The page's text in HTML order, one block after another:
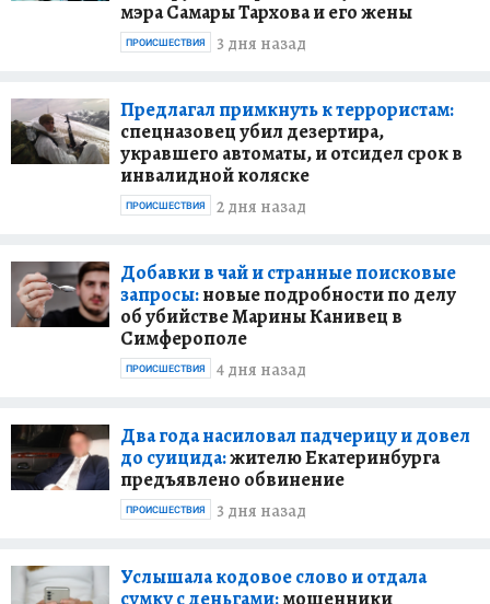
мэра Самары Тархова и его жены
3 дня назад
ПРОИСШЕСТВИЯ
Предлагал примкнуть к террористам:
спецназовец убил дезертира,
укравшего автоматы, и отсидел срок в
инвалидной коляске
2 дня назад
ПРОИСШЕСТВИЯ
Добавки в чай и странные поисковые
запросы:новые подробности по делу
об убийстве Марины Канивец в
Симферополе
4 дня назад
ПРОИСШЕСТВИЯ
Два года насиловал падчерицу и довел
до суицида:жителю Екатеринбурга
предъявлено обвинение
3 дня назад
ПРОИСШЕСТВИЯ
Услышала кодовое слово и отдала
сумку с деньгами:мошенники